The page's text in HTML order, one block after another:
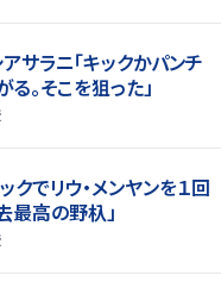
サラニ「キックかパンチ
。そこを狙った」
クでリウ・メンヤンを１回
最高の野杁」